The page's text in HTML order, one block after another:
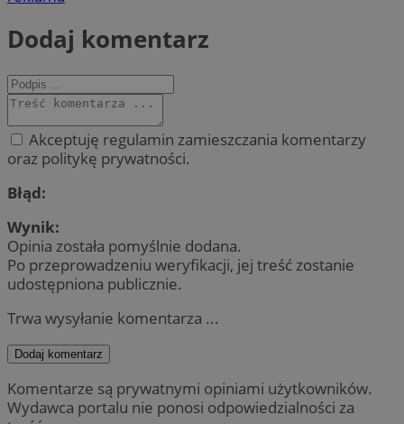
Dodaj komentarz
Akceptuję regulamin zamieszczania komentarzy
oraz politykę prywatności.
Błąd:
Wynik:
Opinia została pomyślnie dodana.
Po przeprowadzeniu weryfikacji, jej treść zostanie
udostępniona publicznie.
Trwa wysyłanie komentarza ...
Dodaj komentarz
Komentarze są prywatnymi opiniami użytkowników.
Wydawca portalu nie ponosi odpowiedzialności za